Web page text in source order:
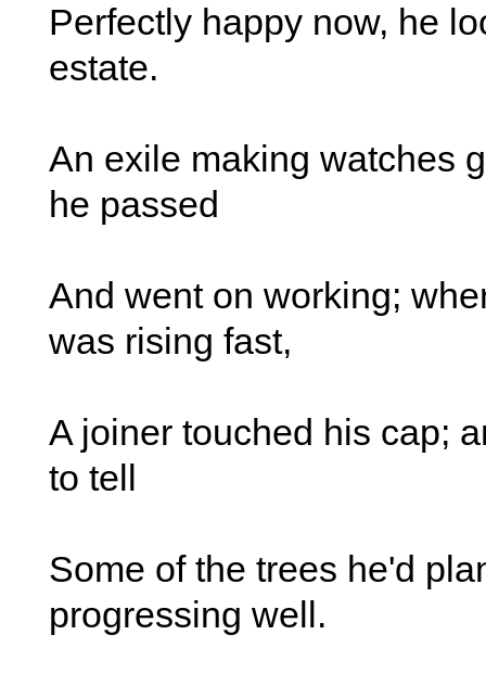
Perfectly happy now, he
estate.
An exile making watches
he passed
And went on working;
was rising fast,
A joiner touched his cap;
to tell
Some of the trees he'd
progressing well.